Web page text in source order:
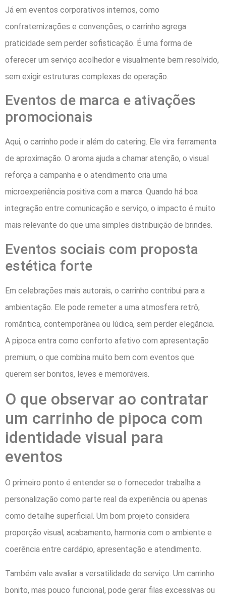
Já em eventos corporativos internos, como
confraternizações e convenções, o carrinho agrega
praticidade sem perder sofisticação. É uma forma de
oferecer um serviço acolhedor e visualmente bem resolvido,
sem exigir estruturas complexas de operação.
Eventos de marca e ativações
promocionais
Aqui, o carrinho pode ir além do catering. Ele vira ferramenta
de aproximação. O aroma ajuda a chamar atenção, o visual
reforça a campanha e o atendimento cria uma
microexperiência positiva com a marca. Quando há boa
integração entre comunicação e serviço, o impacto é muito
mais relevante do que uma simples distribuição de brindes.
Eventos sociais com proposta
estética forte
Em celebrações mais autorais, o carrinho contribui para a
ambientação. Ele pode remeter a uma atmosfera retrô,
romântica, contemporânea ou lúdica, sem perder elegância.
A pipoca entra como conforto afetivo com apresentação
premium, o que combina muito bem com eventos que
querem ser bonitos, leves e memoráveis.
O que observar ao contratar
um carrinho de pipoca com
identidade visual para
eventos
O primeiro ponto é entender se o fornecedor trabalha a
personalização como parte real da experiência ou apenas
como detalhe superficial. Um bom projeto considera
proporção visual, acabamento, harmonia com o ambiente e
coerência entre cardápio, apresentação e atendimento.
Também vale avaliar a versatilidade do serviço. Um carrinho
bonito, mas pouco funcional, pode gerar filas excessivas ou